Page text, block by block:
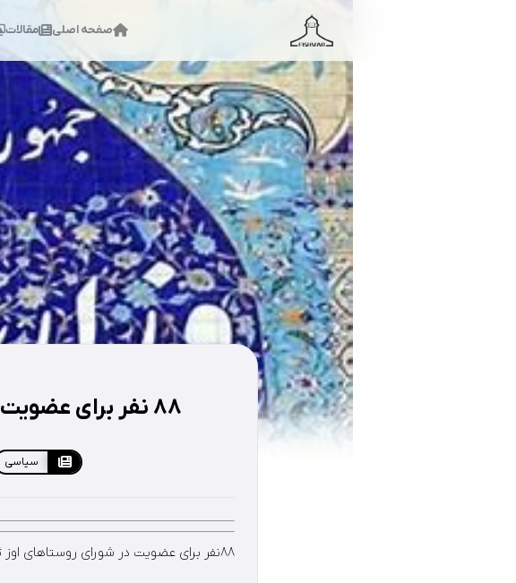
صفحه اصلی مقالات
جستجو ...
۸۸ نفر برای عضویت در شورای روستاهای اوز ثبت نام کردند
سیاسی
۸۸نفر برای عضویت در شورای روستاهای اوز ثبت نام کردند.